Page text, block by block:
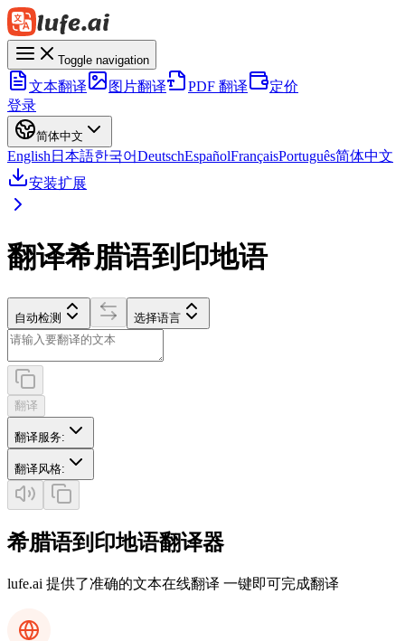
Toggle navigation
文本翻译 图片翻译 PDF 翻译
定价
登录
简体中文
English 日本語한국어DeutschEspañolFrançaisPortuguês简体中文
安装扩展
翻译希腊语到印地语
自动检测 选择语言
翻译
翻译服务:
翻译风格:
希腊语到印地语翻译器
lufe.ai 提供了准确的文本在线翻译 一键即可完成翻译